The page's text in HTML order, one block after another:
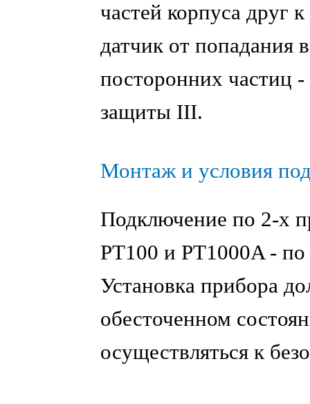
частей корпуса друг
датчик от попадания
посторонних частиц
защиты III.
Монтаж и условия
Подключение по 2-х
PT100 и PT1000A -
Установка прибора
обесточенном
осуществляться к